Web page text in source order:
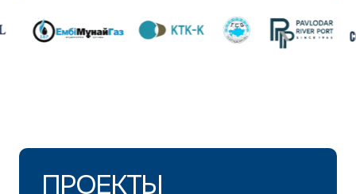
ПРОЕКТЫ